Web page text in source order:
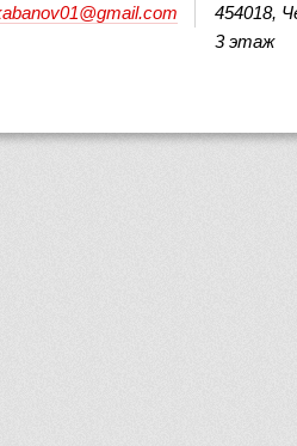
454018,
3 этаж